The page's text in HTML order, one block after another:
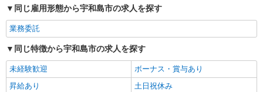
同じ雇用形態から宇和島市の求人を探す
業務委託
同じ特徴から宇和島市の求人を探す
未経験歓迎
ボーナス・賞与あり
昇給あり
土日祝休み